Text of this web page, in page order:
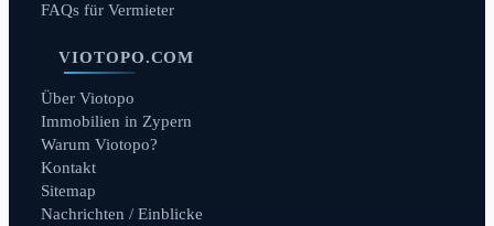
FAQs für Vermieter
VIOTOPO.COM
Über Viotopo
Immobilien in Zypern
Warum Viotopo?
Kontakt
Sitemap
Nachrichten / Einblicke